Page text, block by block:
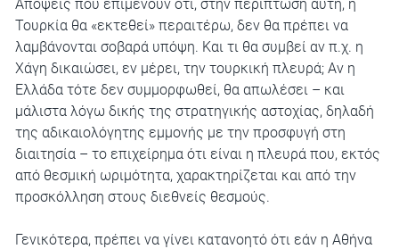
Απόψεις που επιμένουν ότι, στην περίπτωση αυτή, η
Τουρκία θα «εκτεθεί» περαιτέρω, δεν θα πρέπει να
λαμβάνονται σοβαρά υπόψη. Και τι θα συμβεί αν π.χ. η
Χάγη δικαιώσει, εν μέρει, την τουρκική πλευρά; Αν η
Ελλάδα τότε δεν συμμορφωθεί, θα απωλέσει – και
μάλιστα λόγω δικής της στρατηγικής αστοχίας, δηλαδή
της αδικαιολόγητης εμμονής με την προσφυγή στη
διαιτησία – το επιχείρημα ότι είναι η πλευρά που, εκτός
από θεσμική ωριμότητα, χαρακτηρίζεται και από την
προσκόλληση στους διεθνείς θεσμούς.
Γενικότερα, πρέπει να γίνει κατανοητό ότι εάν η Αθήνα